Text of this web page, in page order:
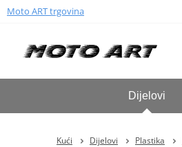
Moto ART trgovina
Dijelovi
Kući Dijelovi Plastika